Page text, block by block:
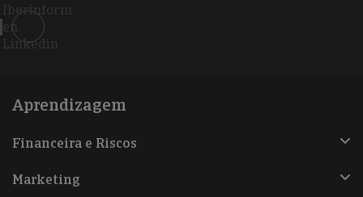
Iberinform
en
Linkedin
Aprendizagem
Financeira e Riscos
Marketing